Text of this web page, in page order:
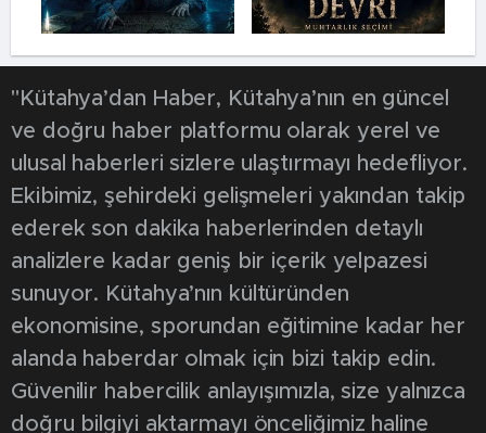
"Kütahya’dan Haber, Kütahya’nın en güncel
ve doğru haber platformu olarak yerel ve
ulusal haberleri sizlere ulaştırmayı hedefliyor.
Ekibimiz, şehirdeki gelişmeleri yakından takip
ederek son dakika haberlerinden detaylı
analizlere kadar geniş bir içerik yelpazesi
sunuyor. Kütahya’nın kültüründen
ekonomisine, sporundan eğitimine kadar her
alanda haberdar olmak için bizi takip edin.
Güvenilir habercilik anlayışımızla, size yalnızca
doğru bilgiyi aktarmayı önceliğimiz haline